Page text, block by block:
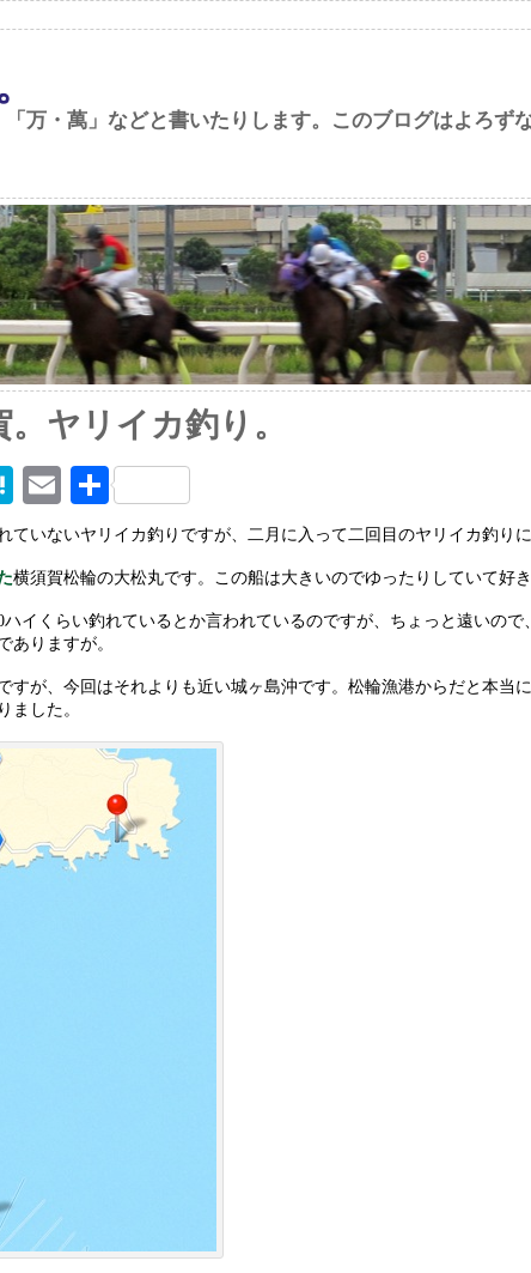
「万・萬」などと書いたりします。このブログはよろず
ヤリイカ釣り。
H
at
en
a
E
m
ai
l
共
有
ていないヤリイカ釣りですが、二月に入って二回目のヤリイカ釣りに
横須賀松輪の大松丸です。この船は大きいのでゆったりしていて好き
イくらい釣れているとか言われているのですが、ちょっと遠いの
ありますが。
すが、今回はそれよりも近い城ヶ島沖です。松輪漁港からだと本当
ました。